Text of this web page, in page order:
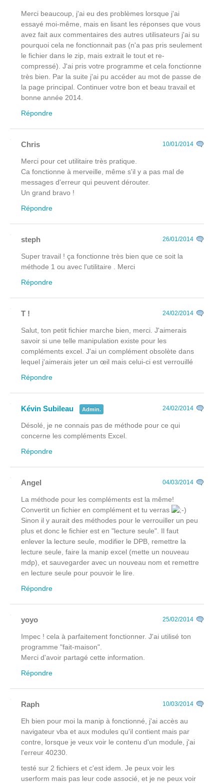
Merci beaucoup, j'ai eu des problèmes lorsque j'ai
essayé moi-même, mais en lisant les réponses que vous
avez fait aux commentaires des autres utilisateurs j'ai su
pourquoi cela ne fonctionnait pas (n'a pas pris seulement
le fichier dans le zip, mais extrait le tout et re-
compressé). J'ai pris votre programme et cela fonctionne
très bien. Par la suite j'ai pu accéder au mot de passe de
la page principal. Continuer votre bon et beau travail et
bonne année 2014.
Répondre
Chris 10/01/2014
Merci pour cet utilitaire très pratique.
Ca fonctionne à merveille, même s'il y a pas mal de
messages d'erreur qui peuvent dérouter.
Un grand bravo !
Répondre
steph 26/01/2014
Super travail ! ça fonctionne très bien que ce soit la
méthode 1 ou avec l'utilitaire . Merci
Répondre
T ! 24/02/2014
Salut, ton petit fichier marche bien, merci. J'aimerais
savoir si une telle manipulation existe pour les
compléments excel. J'ai un complément obsolète dans
lequel j'aimerais jeter un œil mais celui-ci est verrouillé
Répondre
Kévin Subileau Admin. 24/02/2014
Désolé, je ne connais pas de méthode pour ce qui
concerne les compléments Excel.
Répondre
Angel 04/03/2014
La méthode pour les compléments est la même!
Convertit un fichier en complément et tu verras
Sinon il y aurait des méthodes pour le verrouiller un peu
plus et donc le fichier est en "lecture seule". Il faut
enlever la lecture seule, modifier le DPB, remettre la
lecture seule, faire la manip excel (mette un nouveau
mdp), et sauvegarder avec un nouveau nom et remettre
en lecture seule pour pouvoir le lire.
Répondre
yoyo 25/02/2014
Impec ! cela à parfaitement fonctionner. J'ai utilisé ton
programme "fait-maison".
Merci d'avoir partagé cette information.
Répondre
Raph 10/03/2014
Eh bien pour moi la manip à fonctionné, j'ai accès au
navigateur vba et aux modules qu'il contient mais par
contre, lorsque je veux voir le contenu d'un module, j'ai
l'erreur 40230.
testé sur 2 fichiers et c'est idem. Je peux voir les
userform mais pas leur code associé, et je ne peux voir